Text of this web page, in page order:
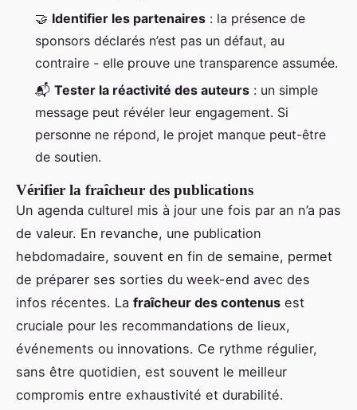
🤝 Identifier les partenaires : la présence de
sponsors déclarés n’est pas un défaut, au
contraire - elle prouve une transparence assumée.
📬 Tester la réactivité des auteurs : un simple
message peut révéler leur engagement. Si
personne ne répond, le projet manque peut-être
de soutien.
Vérifier la fraîcheur des publications
Un agenda culturel mis à jour une fois par an n’a pas
de valeur. En revanche, une publication
hebdomadaire, souvent en fin de semaine, permet
de préparer ses sorties du week-end avec des
infos récentes. La fraîcheur des contenus est
cruciale pour les recommandations de lieux,
événements ou innovations. Ce rythme régulier,
sans être quotidien, est souvent le meilleur
compromis entre exhaustivité et durabilité.